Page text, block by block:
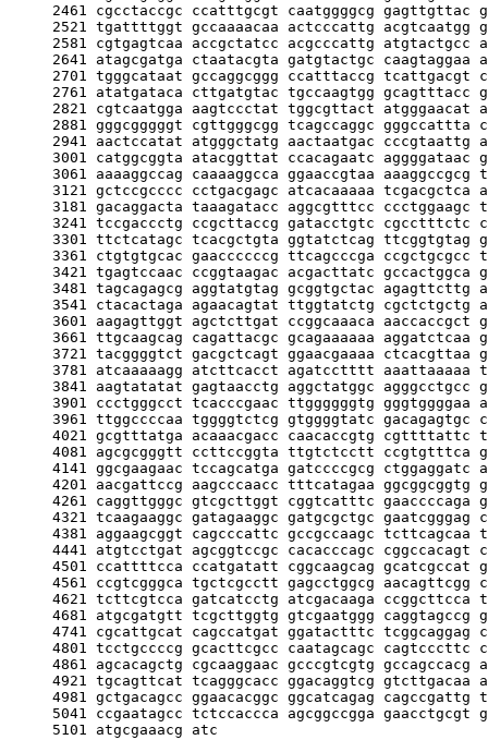
2461 cgcctaccgc ccatttgcgt caatggggcg gagttgttac
2521 tgattttggt gccaaaacaa actcccattg acgtcaatgg
2581 cgtgagtcaa accgctatcc acgcccattg atgtactgcc
2641 atagcgatga ctaatacgta gatgtactgc caagtaggaa
2701 tgggcataat gccaggcggg ccatttaccg tcattgacgt
2761 atatgataca cttgatgtac tgccaagtgg gcagtttacc
2821 cgtcaatgga aagtccctat tggcgttact atgggaacat
2881 gggcgggggt cgttgggcgg tcagccaggc gggccattta
2941 aactccatat atgggctatg aactaatgac cccgtaattg
3001 catggcggta atacggttat ccacagaatc aggggataac
3061 aaaaggccag caaaaggcca ggaaccgtaa aaaggccgcg
3121 gctccgcccc cctgacgagc atcacaaaaa tcgacgctca
3181 gacaggacta taaagatacc aggcgtttcc ccctggaagc
3241 tccgaccctg ccgcttaccg gatacctgtc cgcctttctc
3301 ttctcatagc tcacgctgta ggtatctcag ttcggtgtag
3361 ctgtgtgcac gaaccccccg ttcagcccga ccgctgcgcc
3421 tgagtccaac ccggtaagac acgacttatc gccactggca
3481 tagcagagcg aggtatgtag gcggtgctac agagttcttg
3541 ctacactaga agaacagtat ttggtatctg cgctctgctg
3601 aagagttggt agctcttgat ccggcaaaca aaccaccgct
3661 ttgcaagcag cagattacgc gcagaaaaaa aggatctcaa
3721 tacggggtct gacgctcagt ggaacgaaaa ctcacgttaa
3781 atcaaaaagg atcttcacct agatcctttt aaattaaaaa
3841 aagtatatat gagtaacctg aggctatggc agggcctgcc
3901 ccctgggcct tcacccgaac ttggggggtg gggtggggaa
3961 ttggccccaa tggggtctcg gtggggtatc gacagagtgc
4021 gcgtttatga acaaacgacc caacaccgtg cgttttattc
4081 agcgcgggtt ccttccggta ttgtctcctt ccgtgtttca
4141 ggcgaagaac tccagcatga gatccccgcg ctggaggatc
4201 aacgattccg aagcccaacc tttcatagaa ggcggcggtg
4261 caggttgggc gtcgcttggt cggtcatttc gaaccccaga
4321 tcaagaaggc gatagaaggc gatgcgctgc gaatcgggag
4381 aggaagcggt cagcccattc gccgccaagc tcttcagcaa
4441 atgtcctgat agcggtccgc cacacccagc cggccacagt
4501 ccattttcca ccatgatatt cggcaagcag gcatcgccat
4561 ccgtcgggca tgctcgcctt gagcctggcg aacagttcgg
4621 tcttcgtcca gatcatcctg atcgacaaga ccggcttcca
4681 atgcgatgtt tcgcttggtg gtcgaatggg caggtagccg
4741 cgcattgcat cagccatgat ggatactttc tcggcaggag
4801 tcctgccccg gcacttcgcc caatagcagc cagtcccttc
4861 agcacagctg cgcaaggaac gcccgtcgtg gccagccacg
4921 tgcagttcat tcagggcacc ggacaggtcg gtcttgacaa
4981 gctgacagcc ggaacacggc ggcatcagag cagccgattg
5041 ccgaatagcc tctccaccca agcggccgga gaacctgcgt
     5101 atgcgaaacg atc